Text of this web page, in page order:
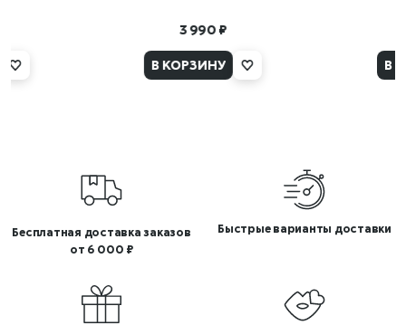
3 990 ₽
В КОРЗИНУ В
Бесплатная доставка заказов
от 6 000 ₽
Быстрые варианты доставки